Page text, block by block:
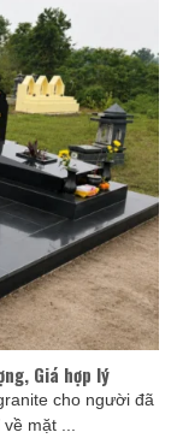
Giá hợp lý
cho người đã
về mặt ...